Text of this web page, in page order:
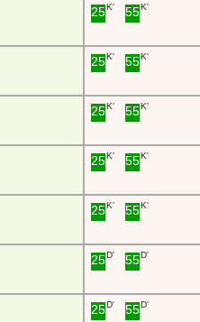
25K' 55K'
25K' 55K'
25K' 55K'
25K' 55K'
25K' 55K'
25D' 55D'
25D' 55D'